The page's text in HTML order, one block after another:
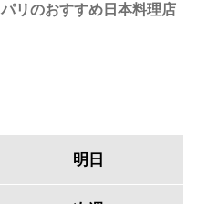
パリのおすすめ日本料理店
明日